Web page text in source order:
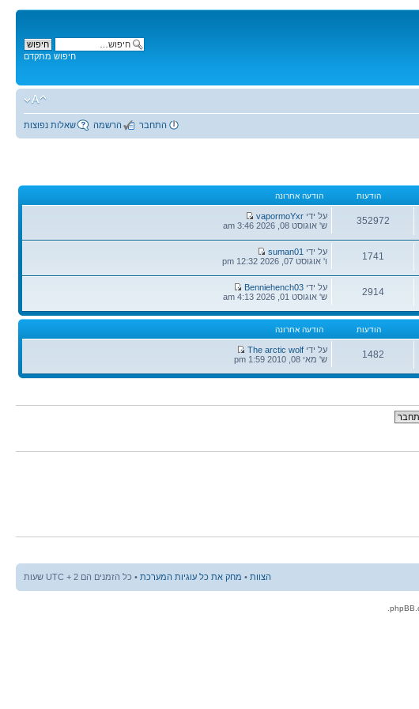
חיפוש מתקדם
שאלות נפוצות הרשמה התחבר
הודעות הודעה אחרונה
352972
הודעות
הודעה
אחרונה
על ידי vapormoYxr
ש' אוגוסט 08, 2026 3:46 am
1741
הודעות
הודעה
אחרונה
על ידי suman01
ו' אוגוסט 07, 2026 12:32 pm
2914
הודעות
הודעה
אחרונה
על ידי Benniehench03
ש' אוגוסט 01, 2026 4:13 am
הודעות הודעה אחרונה
1482
הודעות
הודעה
אחרונה
על ידי The arctic wolf
ש' מאי 08, 2010 1:59 pm
הצוות • מחק את כל עוגיות המערכת • כל הזמנים הם UTC + 2 שעות